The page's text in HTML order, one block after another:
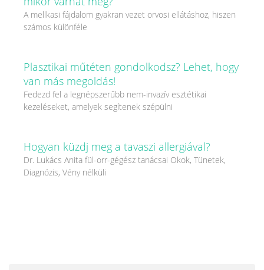
A mellkasi fájdalom gyakran vezet orvosi ellátáshoz, hiszen
számos különféle
Plasztikai műtéten gondolkodsz? Lehet, hogy
van más megoldás!
Fedezd fel a legnépszerűbb nem-invazív esztétikai
kezeléseket, amelyek segítenek szépülni
Hogyan küzdj meg a tavaszi allergiával?
Dr. Lukács Anita fül-orr-gégész tanácsai Okok, Tünetek,
Diagnózis, Vény nélküli